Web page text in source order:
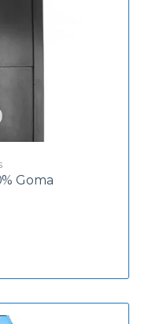
Goma